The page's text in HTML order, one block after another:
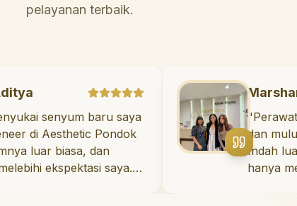
pelayanan terbaik.
Rezky Aditya
"Saya menyukai senyum baru saya
berkat veneer di Aesthetic Pondok
Indah! Timnya luar biasa, dan
hasilnya melebihi ekspektasi saya.